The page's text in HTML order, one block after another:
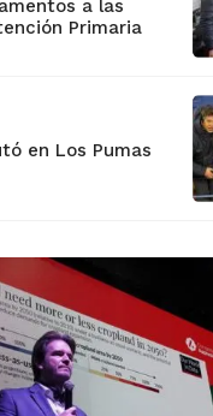
a las
Primaria
en Los Pumas